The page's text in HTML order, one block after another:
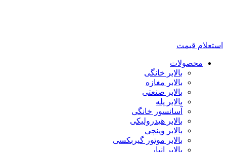
استعلام قیمت
محصولات
بالابر خانگی
بالابر مغازه
بالابر صنعتی
بالابر پله
آسانسور خانگی
بالابر هیدرولیکی
بالابر وینچی
بالابر موتور گیربکسی
بالابر انبار